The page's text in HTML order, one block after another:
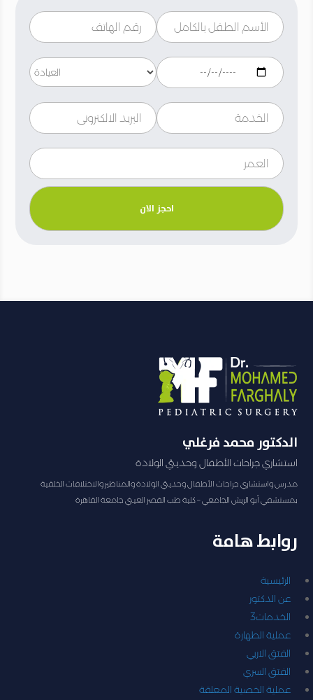
روابط هامة
الرئيسية
عن الدكتور
الخدمات3
عملية الطهارة
الفتق الاربي
الفتق السري
عملية الخصية المعلقة
الدكتور محمد فرغلي
استشاري جراحات الأطفال وحديثي الولادة
مدرس واستشاري جراحات الأطفال وحديثي الولادة والمناظير والاختلافات الخلقية
بمستشفي أبو الريش الجامعي – كلية طب القصر العيني جامعة القاهرة